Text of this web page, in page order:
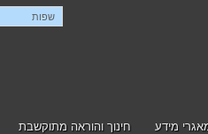
שפות
מידע חינוך והוראה מתוקשבת